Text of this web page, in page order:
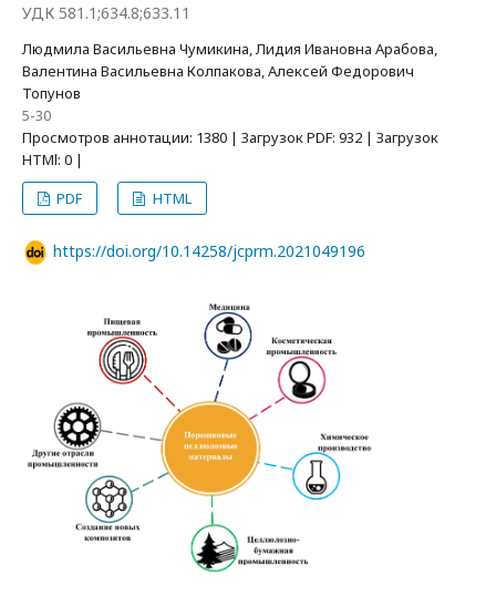
УДК 581.1;634.8;633.11
Людмила Васильевна Чумикина, Лидия Ивановна Арабова,
Валентина Васильевна Колпакова, Алексей Федорович
Топунов
5-30
Просмотров аннотации: 1380 | Загрузок PDF: 932 | Загрузок
HTMl: 0 |
PDF
HTML
https://doi.org/10.14258/jcprm.2021049196